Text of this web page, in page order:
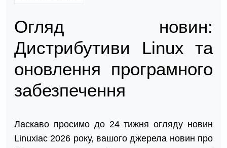
Огляд новин:
Дистрибутиви Linux та
оновлення програмного
забезпечення
Ласкаво просимо до 24 тижня огляду новин
Linuxiac 2026 року, вашого джерела новин про